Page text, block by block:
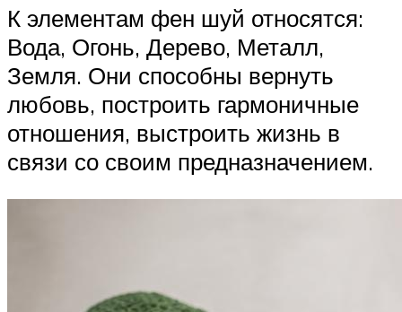
К элементам фен шуй относятся:
Вода, Огонь, Дерево, Металл,
Земля. Они способны вернуть
любовь, построить гармоничные
отношения, выстроить жизнь в
связи со своим предназначением.